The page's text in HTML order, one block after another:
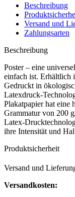
Beschreibung
Versand und
Zahlungsarten
Beschreibung
Poster – eine
einfach ist. Erhältlich
Gedruckt in
Latexdruck-
Plakatpapier hat eine
Grammatur von 200
Latex-
ihre Intensität und
Produktsicherheit
Versand und
Versandkosten: